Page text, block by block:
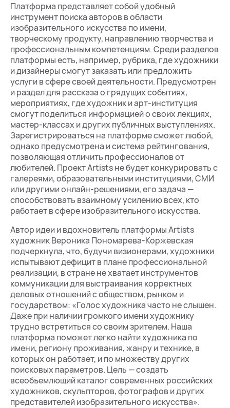
Платформа представляет собой удобный
инструмент поиска авторов в области
изобразительного искусства по имени,
творческому продукту, направлению творчества и
профессиональным компетенциям. Среди разделов
платформы есть, например, рубрика, где художники
и дизайнеры смогут заказать или предложить
услуги в сфере своей деятельности. Предусмотрен
и раздел для рассказа о грядущих событиях,
мероприятиях, где художник и арт-институция
смогут поделиться информацией о своих лекциях,
мастер-классах и других публичных выступлениях.
Зарегистрироваться на платформе сможет любой,
однако предусмотрена и система рейтингования,
позволяющая отличить профессионалов от
любителей. Проект Artists не будет конкурировать с
галереями, образовательными институциями, СМИ
или другими онлайн-решениями, его задача —
способствовать взаимному усилению всех, кто
работает в сфере изобразительного искусства.
Автор идеи и вдохновитель платформы Artists
художник Вероника Пономарева-Коржевская
подчеркнула, что, будучи визионерами, художники
испытывают дефицит в плане профессиональной
реализации, в стране не хватает инструментов
коммуникации для выстраивания корректных
деловых отношений с обществом, рынком и
государством: «Голос художника часто не слышен.
Даже при наличии громкого имени художнику
трудно встретиться со своим зрителем. Наша
платформа поможет легко найти художника по
имени, региону проживания, жанру и технике, в
которых он работает, и по множеству других
поисковых параметров. Цель — создать
всеобъемлющий каталог современных российских
художников, скульпторов, фотографов и других
представителей изобразительного искусства».